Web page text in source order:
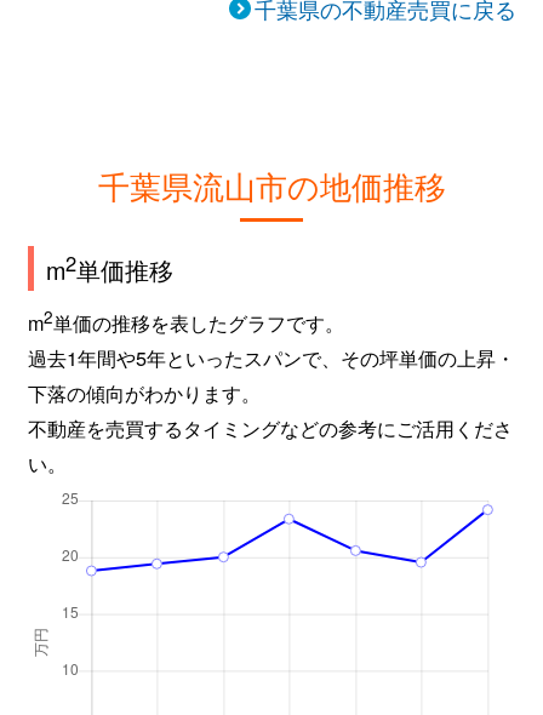
千葉県の不動産売買に戻る
千葉県流山市の地価推移
m2単価推移
m2単価の推移を表したグラフです。
過去1年間や5年といったスパンで、その坪単価の上昇・
下落の傾向がわかります。
不動産を売買するタイミングなどの参考にご活用くださ
い。